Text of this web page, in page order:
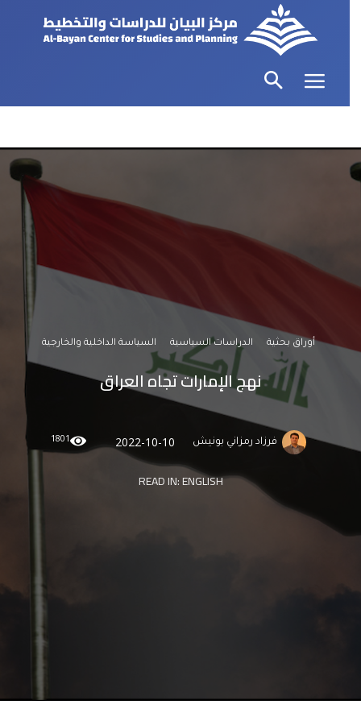
أوراق بحثية الدراسات السياسية السياسة الداخلية والخارجية
نهج الإمارات تجاه العراق
فرزاد رمزاني بونيش 2022-10-10
1801
READ IN:ENGLISH